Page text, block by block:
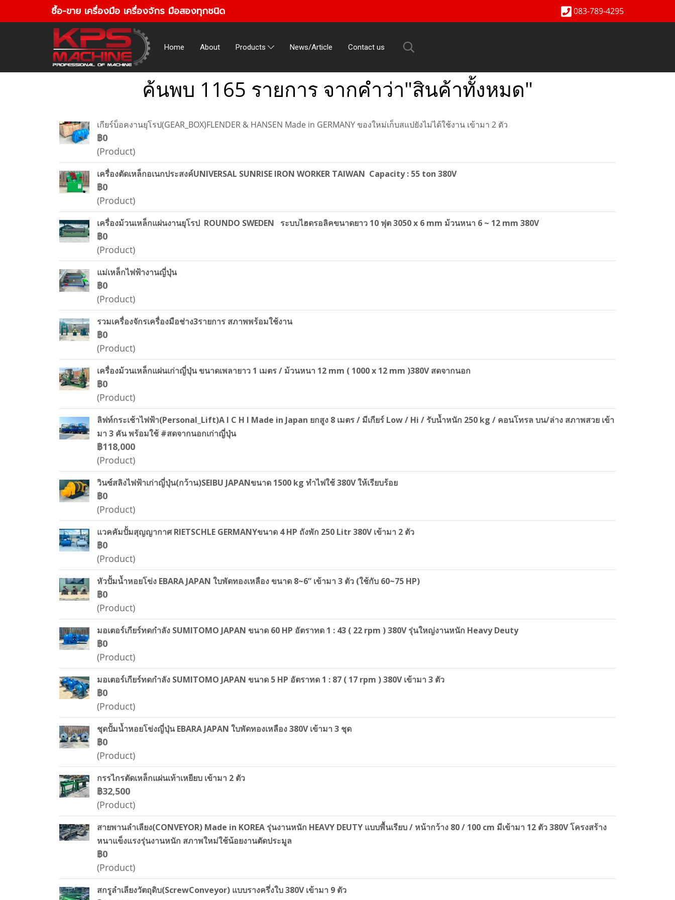
ซื้อ-ขาย เครื่องมือ เครื่องจักร มือสองทุกชนิด 083-789-4295
Home About Products News/Article Contact us
ค้นพบ 1165 รายการ จากคำว่า"สินค้าทั้งหมด"
เกียร์บ็อคงานยุโรป(GEAR_BOX)FLENDER & HANSEN Made in GERMANY ของใหม่เก็บสแปยังไม่ได้ใช้งาน เข้ามา 2 ตัว
฿0
(Product)
เครื่องตัดเหล็กอเนกประสงค์UNIVERSAL SUNRISE IRON WORKER TAIWAN Capacity : 55 ton 380V
฿0
(Product)
เครื่องม้วนเหล็กแผ่นงานยุโรป ROUNDO SWEDEN ระบบไฮดรอลิคขนาดยาว 10 ฟุต 3050 x 6 mm ม้วนหนา 6 ~ 12 mm 380V
฿0
(Product)
แม่เหล็กไฟฟ้างานญี่ปุ่น
฿0
(Product)
รวมเครื่องจักรเครื่องมือช่าง3รายการ สภาพพร้อมใช้งาน
฿0
(Product)
เครื่องม้วนเหล็กแผ่นเก่าญี่ปุ่น ขนาดเพลายาว 1 เมตร / ม้วนหนา 12 mm ( 1000 x 12 mm )380V สดจากนอก
฿0
(Product)
ลิฟท์กระเช้าไฟฟ้า(Personal_Lift)A I C H I Made in Japan ยกสูง 8 เมตร / มีเกียร์ Low / Hi / รับน้ำหนัก 250 kg / คอนโทรล บน/ล่าง สภาพสวย เข้า
มา 3 คัน พร้อมใช้ #สดจากนอกเก่าญี่ปุ่น
฿118,000
(Product)
วินซ์สลิงไฟฟ้าเก่าญี่ปุ่น(กว้าน)SEIBU JAPANขนาด 1500 kg ทำไฟใช้ 380V ให้เรียบร้อย
฿0
(Product)
แวคคัมปั้มสุญญากาศ RIETSCHLE GERMANYขนาด 4 HP ถังพัก 250 Litr 380V เข้ามา 2 ตัว
฿0
(Product)
หัวปั้มน้ำหอยโข่ง EBARA JAPAN ใบพัดทองเหลือง ขนาด 8~6” เข้ามา 3 ตัว (ใช้กับ 60~75 HP)
฿0
(Product)
มอเตอร์เกียร์ทดกำลัง SUMITOMO JAPAN ขนาด 60 HP อัตราทด 1 : 43 ( 22 rpm ) 380V รุ่นใหญ่งานหนัก Heavy Deuty
฿0
(Product)
มอเตอร์เกียร์ทดกำลัง SUMITOMO JAPAN ขนาด 5 HP อัตราทด 1 : 87 ( 17 rpm ) 380V เข้ามา 3 ตัว
฿0
(Product)
ชุดปั้มน้ำหอยโข่งญี่ปุ่น EBARA JAPAN ใบพัดทองเหลือง 380V เข้ามา 3 ชุด
฿0
(Product)
กรรไกรตัดเหล็กแผ่นเท้าเหยียบ เข้ามา 2 ตัว
฿32,500
(Product)
สายพานลำเลียง(CONVEYOR) Made in KOREA รุ่นงานหนัก HEAVY DEUTY แบบพื้นเรียบ / หน้ากว้าง 80 / 100 cm มีเข้ามา 12 ตัว 380V โครงสร้าง
หนาแข็งแรงรุ่นงานหนัก สภาพใหม่ใช้น้อยงานตัดประมูล
฿0
(Product)
สกรูลำเลียงวัตถุดิบ(ScrewConveyor) แบบรางครึ่งใบ 380V เข้ามา 9 ตัว